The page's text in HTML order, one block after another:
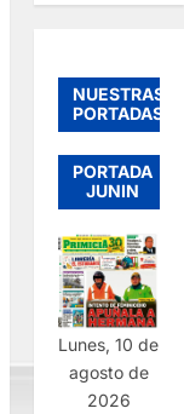
NUESTRAS
PORTADAS
PORTADA
JUNIN
Lunes, 10 de
agosto de
2026